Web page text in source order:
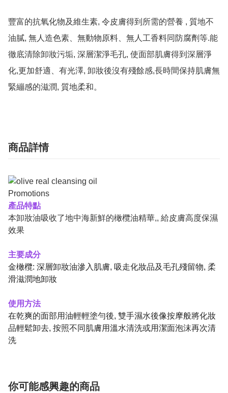
豐富的抗氧化物及維生素, 令皮膚得到所需的營養 , 質地不
油膩, 無人造色素、無動物原料、無人工香料同防腐劑等.能
徹底清除卸妝污垢, 深層潔淨毛孔, 使面部肌膚得到深層淨
化,更加舒適、有光澤, 卸妝後沒有殘餘感,長時間保持肌膚無
商品詳情
產品特點
本卸妝油吸收了地中海新鮮的橄欖油精華,, 給皮膚高度保濕
效果
主要成分
金橄欖: 深層卸妝油滲入肌膚, 吸走化妝品及毛孔殘留物, 柔
滑滋潤地卸妝
使用方法
在乾爽的面部用油輕輕塗勻後, 雙手濕水後像按摩般將化妝
品輕鬆卸去, 按照不同肌膚用溫水清洗或用潔面泡沫再次清
洗
你可能感興趣的商品